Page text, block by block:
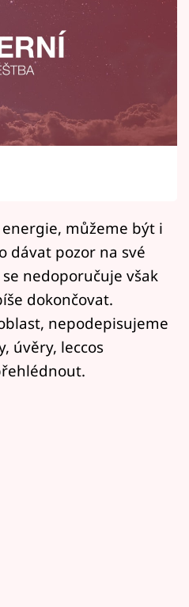
Vary
můžeme být i
dávat pozor na své
nedoporučuje však
dokončovat.
nepodepisujeme
úvěry, leccos